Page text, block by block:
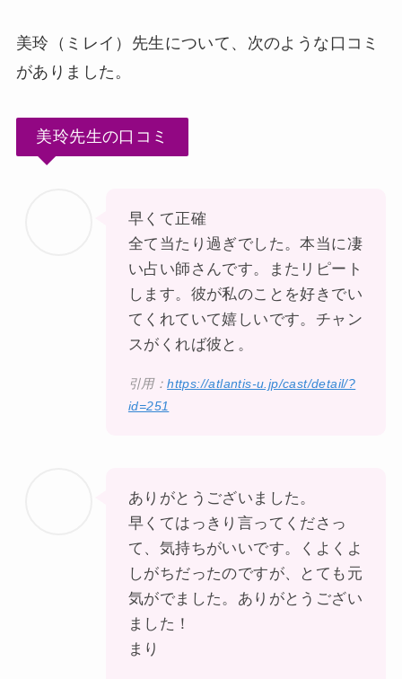
美玲（ミレイ）先生について、次のような口コミ
がありました。
美玲先生の口コミ
早くて正確
全て当たり過ぎでした。本当に凄
い占い師さんです。またリピート
します。彼が私のことを好きでい
てくれていて嬉しいです。チャン
スがくれば彼と。
引用：https://atlantis-u.jp/cast/detail/?
id=251
ありがとうございました。
早くてはっきり言ってくださっ
て、気持ちがいいです。くよくよ
しがちだったのですが、とても元
気がでました。ありがとうござい
ました！
まり